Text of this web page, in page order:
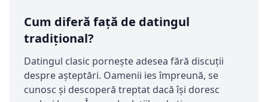
Cum diferă față de datingul
tradițional?
Datingul clasic pornește adesea fără discuții
despre așteptări. Oamenii ies împreună, se
cunosc și descoperă treptat dacă își doresc